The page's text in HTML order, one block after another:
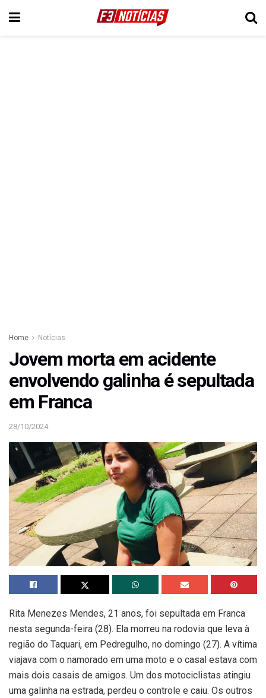
Home Notícias
Jovem morta em acidente
envolvendo galinha é sepultada
em Franca
28/10/2024
Rita Menezes Mendes, 21 anos, foi sepultada em Franca
nesta segunda-feira (28). Ela morreu na rodovia que leva à
região do Taquari, em Pedregulho, no domingo (27). A vítima
viajava com o namorado em uma moto e o casal estava com
mais dois casais de amigos. Um dos motociclistas atingiu
uma galinha na estrada, perdeu o controle e caiu. Os outros